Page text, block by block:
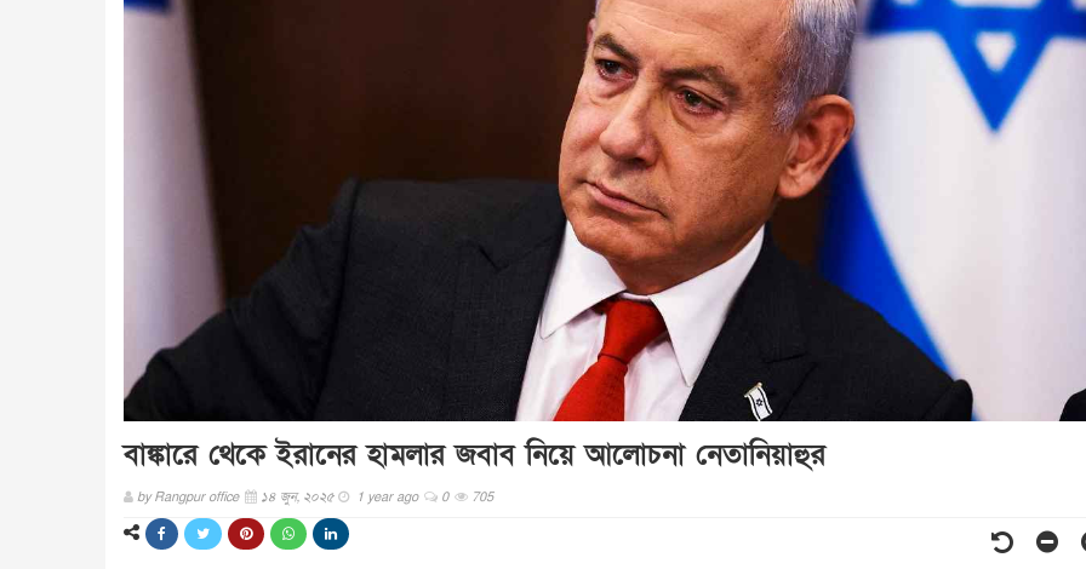
বাঙ্কারে থেকে ইরানের হামলার জবাব নিয়ে আলোচনা নেতানিয়াহুর
byRangpur office ১৪ জুন, ২০২৫ 1 year ago 0 705